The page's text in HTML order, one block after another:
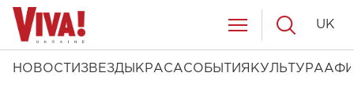
НОВОСТИ ЗВЕЗДЫ КРАСАСОБЫТИЯ КУЛЬТУРА
UK